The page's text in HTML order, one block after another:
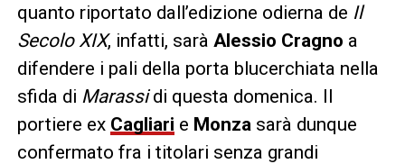
quanto riportato dall’edizione odierna de Il
Secolo XIX, infatti, sarà Alessio Cragno a
difendere i pali della porta blucerchiata nella
sfida di Marassidi questa domenica. Il
portiere ex Cagliari e Monza sarà dunque
confermato fra i titolari senza grandi